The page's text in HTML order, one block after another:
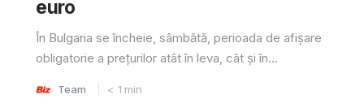
euro
În Bulgaria se încheie, sâmbătă, perioada de afișare
obligatorie a prețurilor atât în ​​leva, cât și în...
Team < 1 min